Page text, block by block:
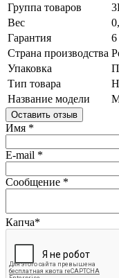
Группа товаров
Вес
Гарантия
6
Страна производства
Упаковка
Тип товара
Название модели
Оставить отзыв
Имя *
E-mail *
Сообщение *
Капча*